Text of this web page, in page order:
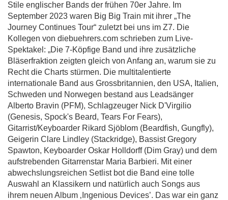
Stile englischer Bands der frühen 70er Jahre. Im
September 2023 waren Big Big Train mit ihrer „The
Journey Continues Tour“ zuletzt bei uns im Z7. Die
Kollegen von diebuehrers.com schrieben zum Live-
Spektakel: „Die 7-Köpfige Band und ihre zusätzliche
Bläserfraktion zeigten gleich von Anfang an, warum sie zu
Recht die Charts stürmen. Die multitalentierte
internationale Band aus Grossbritannien, den USA, Italien,
Schweden und Norwegen bestand aus Leadsänger
Alberto Bravin (PFM), Schlagzeuger Nick D'Virgilio
(Genesis, Spock's Beard, Tears For Fears),
Gitarrist/Keyboarder Rikard Sjöblom (Beardfish, Gungfly),
Geigerin Clare Lindley (Stackridge), Bassist Gregory
Spawton, Keyboarder Oskar Holldorff (Dim Gray) und dem
aufstrebenden Gitarrenstar Maria Barbieri. Mit einer
abwechslungsreichen Setlist bot die Band eine tolle
Auswahl an Klassikern und natürlich auch Songs aus
ihrem neuen Album ‚Ingenious Devices’. Das war ein ganz